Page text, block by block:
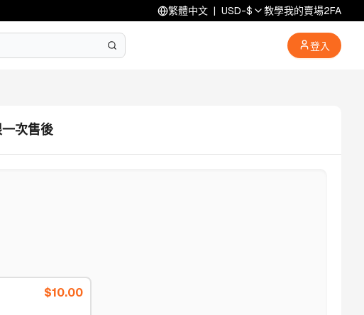
繁體中文 | USD-$ 教學我的賣場2FA
登入
次售後
$10.00